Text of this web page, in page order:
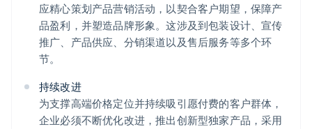
应精心策划产品营销活动，以契合客户期望，保障产
品盈利，并塑造品牌形象。这涉及到包装设计、宣传
推广、产品供应、分销渠道以及售后服务等多个环
节。
持续改进
为支撑高端价格定位并持续吸引愿付费的客户群体，
企业必须不断优化改进，推出创新型独家产品，采用